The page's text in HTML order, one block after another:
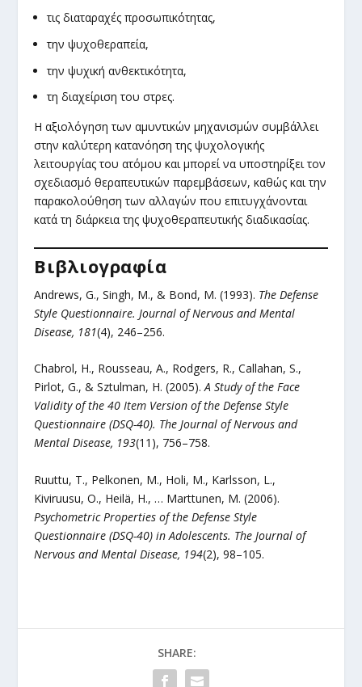
τις διαταραχές προσωπικότητας,
την ψυχοθεραπεία,
την ψυχική ανθεκτικότητα,
τη διαχείριση του στρες.
Η αξιολόγηση των αμυντικών μηχανισμών συμβάλλει
στην καλύτερη κατανόηση της ψυχολογικής
λειτουργίας του ατόμου και μπορεί να υποστηρίξει τον
σχεδιασμό θεραπευτικών παρεμβάσεων, καθώς και την
παρακολούθηση των αλλαγών που επιτυγχάνονται
κατά τη διάρκεια της ψυχοθεραπευτικής διαδικασίας.
Βιβλιογραφία
Andrews, G., Singh, M., & Bond, M. (1993). The Defense
Style Questionnaire. Journal of Nervous and Mental
Disease, 181(4), 246–256.
Chabrol, H., Rousseau, A., Rodgers, R., Callahan, S.,
Pirlot, G., & Sztulman, H. (2005).A Study of the Face
Validity of the 40 Item Version of the Defense Style
Questionnaire (DSQ-40). The Journal of Nervous and
Mental Disease, 193(11), 756–758.
Ruuttu, T., Pelkonen, M., Holi, M., Karlsson, L.,
Kiviruusu, O., Heilä, H., … Marttunen, M. (2006).
Psychometric Properties of the Defense Style
Questionnaire (DSQ-40) in Adolescents. The Journal of
Nervous and Mental Disease, 194(2), 98–105.
SHARE: